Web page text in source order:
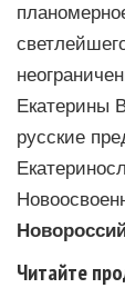
Екатерины
русские
Читайте